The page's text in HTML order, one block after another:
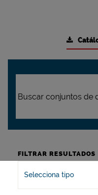
FILTRAR RESULTADOS
Selecciona tipo